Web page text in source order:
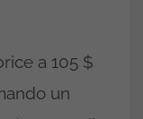
a 105 $
un